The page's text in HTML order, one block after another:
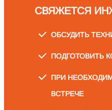
СВЯЖЕТСЯ
ОБСУДИТЬ
ПОДГОТОВИТЬ
ПРИ
ВСТРЕЧЕ